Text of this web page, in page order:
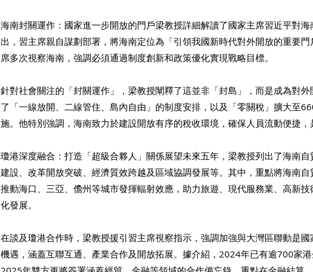
海南封關運作：國家進一步開放的門戶梁教授詳細解讀了國家主席習近平對
出，習主席親自謀劃部署，將海南定位為「引領我國新時代對外開放的重要
席多次視察海南，強調必須通過制度創新和政策優化實現戰略目標。
針對社會關注的「封關運作」，梁教授闡釋了這並非「封島」，而是成為對
了「一線放開、二線管住、島內自由」的制度安排，以及「零關稅」擴大至
施。他特別強調，海南致力於建設開放有序的稅收環境，確保人員流動便捷，
瓊港深度融合：打造「超級合夥人」關係展望未來五年，梁教授列出了海南
建設、改革開放突破、經濟質效跨越及區域協調發展等。其中，重點將海南自
推動海口、三亞、儋州等城市發揮輻射效應，助力旅遊、現代服務業、高新
化發展。
在談及瓊港合作時，梁教授援引習主席視察指示，強調加強與大灣區聯動是
機遇，涵蓋互聯互通、產業合作及開放拓展。據介紹，2024年已有逾700家